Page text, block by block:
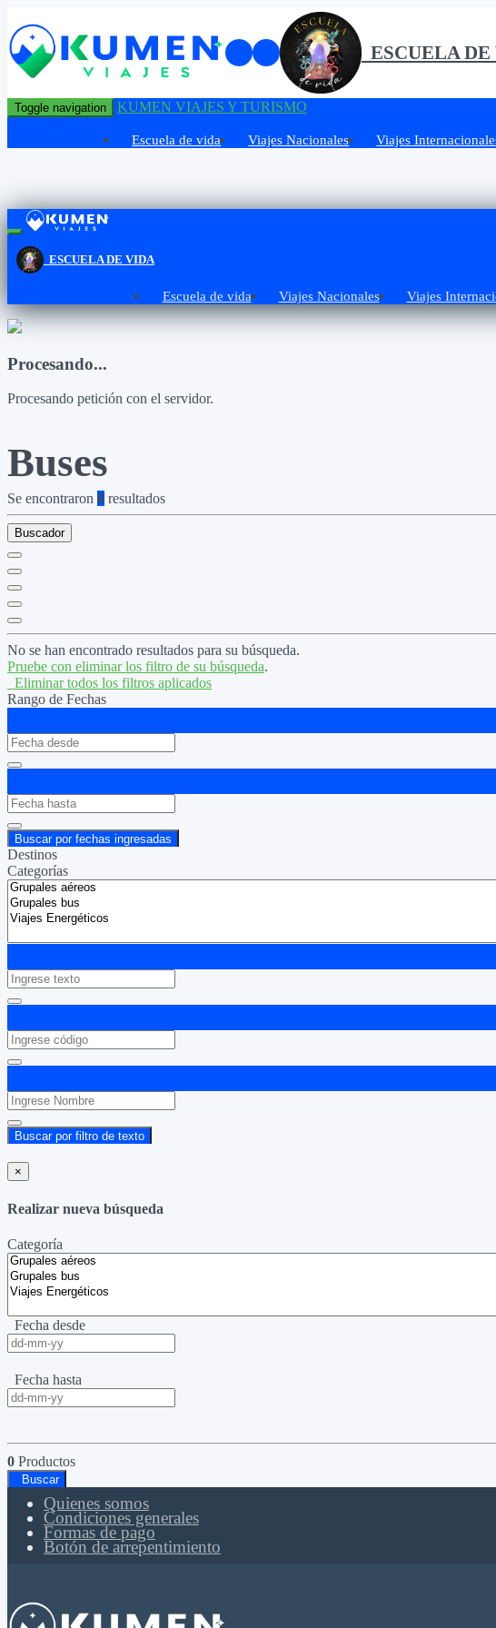
ESCUELA
Toggle navigation KUMEN VIAJES Y TURISMO
Escuela de vida Viajes Nacionales Viajes
ESCUELA DE VIDA
Escuela de vida Viajes Nacionales Viajes
Procesando...
Procesando petición con el servidor.
Buses
Se encontraron 0 resultados
Buscador
No se han encontrado resultados para su búsqueda.
Pruebe con eliminar los filtro de su búsqueda.
Eliminar todos los filtros aplicados
Rango de Fechas
Buscar por fechas ingresadas
Destinos
Categorías
Buscar por filtro de texto
×
Realizar nueva búsqueda
Categoría
Fecha desde
Fecha hasta
0 Productos
Buscar
Quienes somos
Condiciones generales
Formas de pago
Botón de arrepentimiento